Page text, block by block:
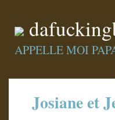
APPELLE MOI
Josiane et